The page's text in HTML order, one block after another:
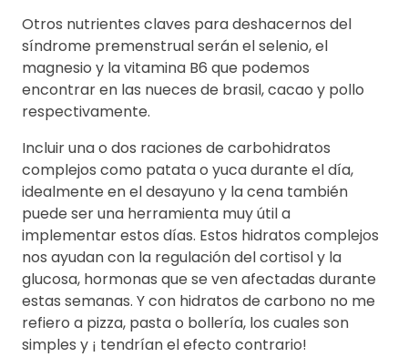
Otros nutrientes claves para deshacernos del
síndrome premenstrual serán el selenio, el
magnesio y la vitamina B6 que podemos
encontrar en las nueces de brasil, cacao y pollo
respectivamente.
Incluir una o dos raciones de carbohidratos
complejos como patata o yuca durante el día,
idealmente en el desayuno y la cena también
puede ser una herramienta muy útil a
implementar estos días. Estos hidratos complejos
nos ayudan con la regulación del cortisol y la
glucosa, hormonas que se ven afectadas durante
estas semanas. Y con hidratos de carbono no me
refiero a pizza, pasta o bollería, los cuales son
simples y ¡ tendrían el efecto contrario!